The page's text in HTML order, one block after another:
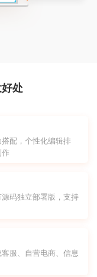
处
配，个性化编辑排
作
码独立部署版，支持
服、自营电商、信息